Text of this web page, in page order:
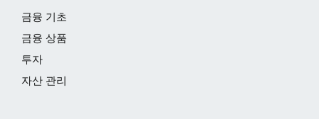
금융 기초
금융 상품
투자
자산 관리